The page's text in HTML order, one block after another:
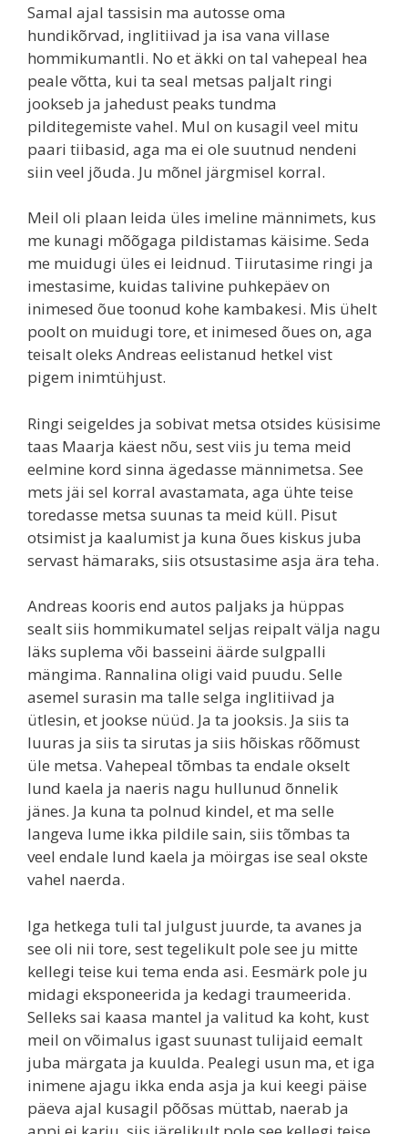
Samal ajal tassisin ma autosse oma
hundikõrvad, inglitiivad ja isa vana villase
hommikumantli. No et äkki on tal vahepeal hea
peale võtta, kui ta seal metsas paljalt ringi
jookseb ja jahedust peaks tundma
pilditegemiste vahel. Mul on kusagil veel mitu
paari tiibasid, aga ma ei ole suutnud nendeni
siin veel jõuda. Ju mõnel järgmisel korral.
Meil oli plaan leida üles imeline männimets, kus
me kunagi mõõgaga pildistamas käisime. Seda
me muidugi üles ei leidnud. Tiirutasime ringi ja
imestasime, kuidas talivine puhkepäev on
inimesed õue toonud kohe kambakesi. Mis ühelt
poolt on muidugi tore, et inimesed õues on, aga
teisalt oleks Andreas eelistanud hetkel vist
pigem inimtühjust.
Ringi seigeldes ja sobivat metsa otsides küsisime
taas Maarja käest nõu, sest viis ju tema meid
eelmine kord sinna ägedasse männimetsa. See
mets jäi sel korral avastamata, aga ühte teise
toredasse metsa suunas ta meid küll. Pisut
otsimist ja kaalumist ja kuna õues kiskus juba
servast hämaraks, siis otsustasime asja ära teha.
Andreas kooris end autos paljaks ja hüppas
sealt siis hommikumatel seljas reipalt välja nagu
läks suplema või basseini äärde sulgpalli
mängima. Rannalina oligi vaid puudu. Selle
asemel surasin ma talle selga inglitiivad ja
ütlesin, et jookse nüüd. Ja ta jooksis. Ja siis ta
luuras ja siis ta sirutas ja siis hõiskas rõõmust
üle metsa. Vahepeal tõmbas ta endale okselt
lund kaela ja naeris nagu hullunud õnnelik
jänes. Ja kuna ta polnud kindel, et ma selle
langeva lume ikka pildile sain, siis tõmbas ta
veel endale lund kaela ja möirgas ise seal okste
vahel naerda.
Iga hetkega tuli tal julgust juurde, ta avanes ja
see oli nii tore, sest tegelikult pole see ju mitte
kellegi teise kui tema enda asi. Eesmärk pole ju
midagi eksponeerida ja kedagi traumeerida.
Selleks sai kaasa mantel ja valitud ka koht, kust
meil on võimalus igast suunast tulijaid eemalt
juba märgata ja kuulda. Pealegi usun ma, et iga
inimene ajagu ikka enda asja ja kui keegi päise
päeva ajal kusagil põõsas müttab, naerab ja